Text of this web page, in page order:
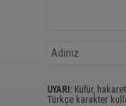
UYARI: Küfür,
Türkçe karakter